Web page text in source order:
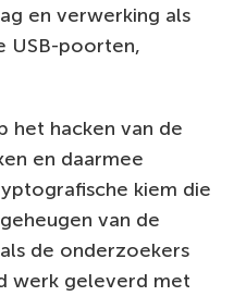
en verwerking als
USB-poorten,
het hacken van de
en daarmee
kiem die
van de
de onderzoekers
werk geleverd met